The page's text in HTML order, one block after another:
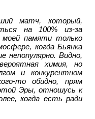
матч, который,
на 100% из-за
памяти только
когда Бьянка
непопулярно. Видно,
химия, но
и конкурентном
то обидно, прям
Эры, отношусь к
когда есть ради